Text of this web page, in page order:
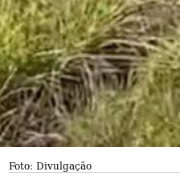
Foto: Divulgação